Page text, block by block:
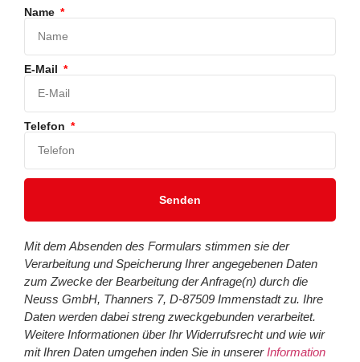
Name
E-Mail
Telefon
Senden
Mit dem Absenden des Formulars stimmen sie der
Verarbeitung und Speicherung Ihrer angegebenen Daten
zum Zwecke der Bearbeitung der Anfrage(n) durch die
Neuss GmbH, Thanners 7, D-87509 Immenstadt zu. Ihre
Daten werden dabei streng zweckgebunden verarbeitet.
Weitere Informationen über Ihr Widerrufsrecht und wie wir
mit Ihren Daten umgehen inden Sie in unsererInformation